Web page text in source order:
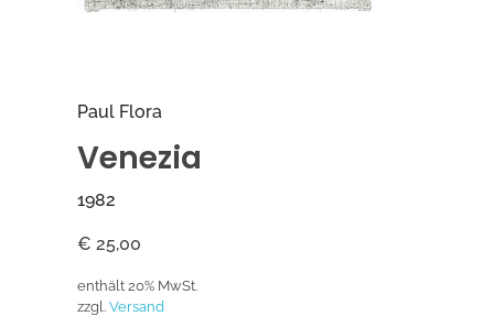
Paul Flora
Venezia
1982
€ 25,00
enthält 20% MwSt.
zzgl. Versand